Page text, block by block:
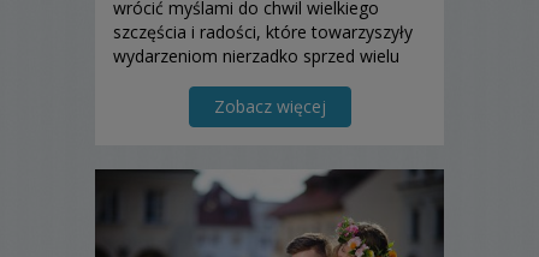
wrócić myślami do chwil wielkiego
szczęścia i radości, które towarzyszyły
wydarzeniom nierzadko sprzed wielu
Zobacz więcej